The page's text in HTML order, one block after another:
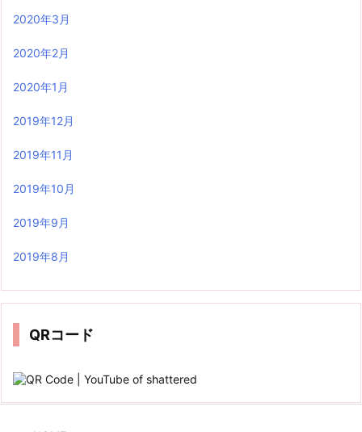
2020年3月
2020年2月
2020年1月
2019年12月
2019年11月
2019年10月
2019年9月
2019年8月
QRコード